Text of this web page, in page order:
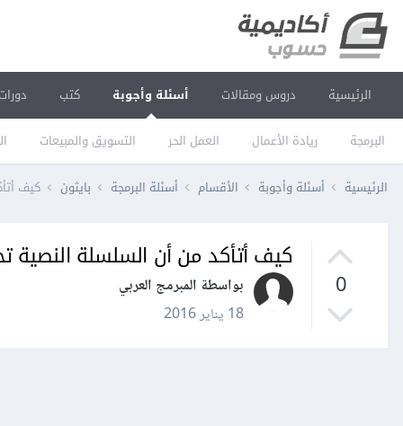
الرئيسية دروس ومقالات أسئلة وأجوبة
البرمجة ريادة الأعمال العمل الحر التسويق والمبيعات
كتب دورات
الرئيسية أسئلة وأجوبة الأقسام أسئلة البرمجة بايثون كيف
0
كيف أتأكد من أن السلسلة
بواسطة المبرمج العربي
18 يناير 2016